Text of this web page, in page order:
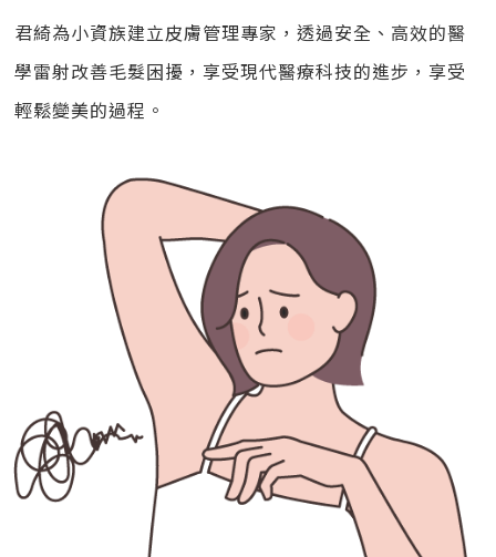
君綺為小資族建立皮膚管理專家，透過安全、高效的醫
學雷射改善毛髮困擾，享受現代醫療科技的進步，享受
輕鬆變美的過程。